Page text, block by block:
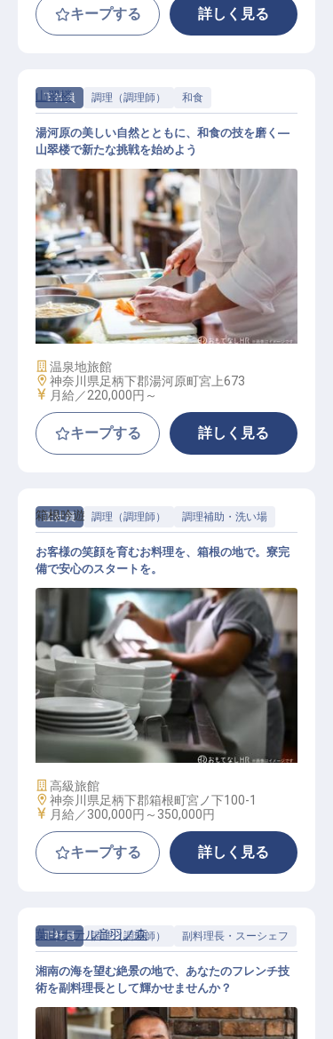
キープする 詳しく見る
正社員 調理（調理師） 和食
和食調理（一般職）
山翠楼
湯河原の美しい自然とともに、和食の技を磨く―
山翠楼で新たな挑戦を始めよう
施設業態
温泉地旅館
勤務地
神奈川県足柄下郡湯河原町宮上673
給与
月給／220,000円～
キープする 詳しく見る
正社員 調理（調理師） 調理補助・洗い場
調理補助スタッフ
箱根吟遊
お客様の笑顔を育むお料理を、箱根の地で。寮完
備で安心のスタートを。
施設業態
高級旅館
勤務地
神奈川県足柄下郡箱根町宮ノ下100-1
給与
月給／300,000円～ 350,000円
キープする 詳しく見る
正社員 調理（調理師） 副料理長・スーシェフ
葉山ホテル音羽ノ森
湘南の海を望む絶景の地で、あなたのフレンチ技
術を副料理長として輝かせませんか？